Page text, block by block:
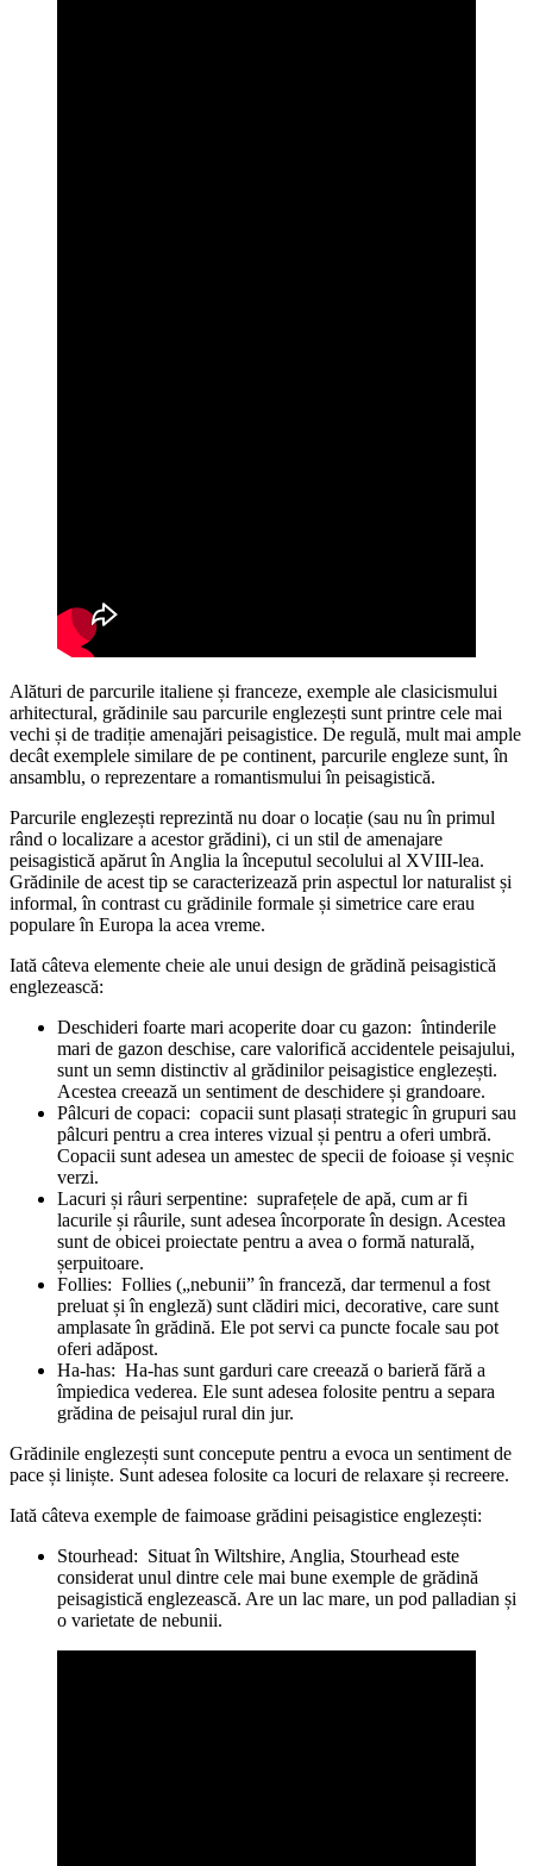
Alături de parcurile italiene și franceze, exemple ale clasicismului
arhitectural, grădinile sau parcurile englezești sunt printre cele mai
vechi și de tradiție amenajări peisagistice. De regulă, mult mai ample
decât exemplele similare de pe continent, parcurile engleze sunt, în
ansamblu, o reprezentare a romantismului în peisagistică.
Parcurile englezești reprezintă nu doar o locație (sau nu în primul
rând o localizare a acestor grădini), ci un stil de amenajare
peisagistică apărut în Anglia la începutul secolului al XVIII-lea.
Grădinile de acest tip se caracterizează prin aspectul lor naturalist și
informal, în contrast cu grădinile formale și simetrice care erau
populare în Europa la acea vreme.
Iată câteva elemente cheie ale unui design de grădină peisagistică
englezească:
Deschideri foarte mari acoperite doar cu gazon: întinderile
mari de gazon deschise, care valorifică accidentele peisajului,
sunt un semn distinctiv al grădinilor peisagistice englezești.
Acestea creează un sentiment de deschidere și grandoare.
Pâlcuri de copaci: copacii sunt plasați strategic în grupuri sau
pâlcuri pentru a crea interes vizual și pentru a oferi umbră.
Copacii sunt adesea un amestec de specii de foioase și veșnic
verzi.
Lacuri și râuri serpentine: suprafețele de apă, cum ar fi
lacurile și râurile, sunt adesea încorporate în design. Acestea
sunt de obicei proiectate pentru a avea o formă naturală,
șerpuitoare.
Follies: Follies („nebunii” în franceză, dar termenul a fost
preluat și în engleză) sunt clădiri mici, decorative, care sunt
amplasate în grădină. Ele pot servi ca puncte focale sau pot
oferi adăpost.
Ha-has: Ha-has sunt garduri care creează o barieră fără a
împiedica vederea. Ele sunt adesea folosite pentru a separa
grădina de peisajul rural din jur.
Grădinile englezești sunt concepute pentru a evoca un sentiment de
pace și liniște. Sunt adesea folosite ca locuri de relaxare și recreere.
Iată câteva exemple de faimoase grădini peisagistice englezești:
Stourhead: Situat în Wiltshire, Anglia, Stourhead este
considerat unul dintre cele mai bune exemple de grădină
peisagistică englezească. Are un lac mare, un pod palladian și
o varietate de nebunii.